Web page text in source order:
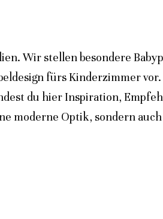
Wir stellen besondere
fürs Kinderzimmer
du hier Inspiration,
moderne Optik, sondern